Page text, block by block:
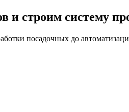
и строим систему
посадочных до